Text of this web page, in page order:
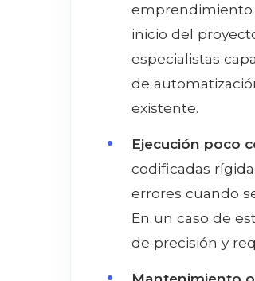
emprendimiento
inicio del
especialistas
de
existente.
Ejecución poco
codificadas
errores cuando
En un caso de
de precisión y